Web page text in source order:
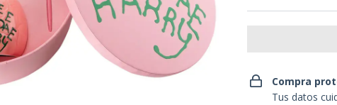
Compra
Tus datos